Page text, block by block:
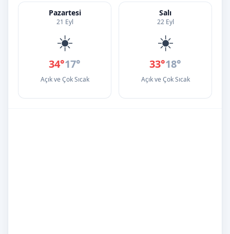
Pazartesi
21 Eyl
☀️
34°17°
Açık ve Çok Sıcak
Salı
22 Eyl
☀️
33°18°
Açık ve Çok Sıcak